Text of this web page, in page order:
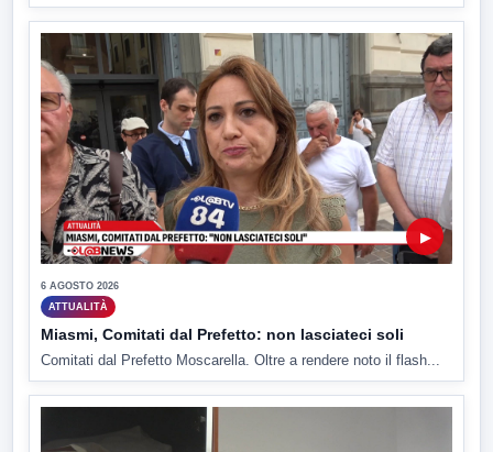
▶
6 AGOSTO 2026
ATTUALITÀ
Miasmi, Comitati dal Prefetto: non lasciateci soli
Comitati dal Prefetto Moscarella. Oltre a rendere noto il flash...